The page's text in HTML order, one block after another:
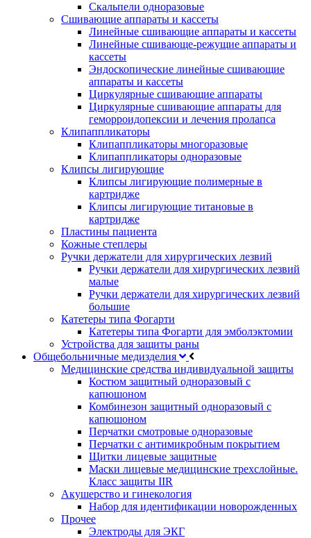
Скальпели одноразовые
Сшивающие аппараты и кассеты
Линейные сшивающие аппараты и кассеты
Линейные сшивающе-режущие аппараты и
кассеты
Эндоскопические линейные сшивающие
аппараты и кассеты
Циркулярные сшивающие аппараты
Циркулярные сшивающие аппараты для
геморроидопексии и лечения пролапса
Клипаппликаторы
Клипаппликаторы многоразовые
Клипаппликаторы одноразовые
Клипсы лигирующие
Клипсы лигирующие полимерные в
картридже
Клипсы лигирующие титановые в
картридже
Пластины пациента
Кожные степлеры
Ручки держатели для хирургических лезвий
Ручки держатели для хирургических лезвий
малые
Ручки держатели для хирургических лезвий
большие
Катетеры типа Фогарти
Катетеры типа Фогарти для эмболэктомии
Устройства для защиты раны
Общебольничные медизделия
Медицинские средства индивидуальной защиты
Костюм защитный одноразовый с
капюшоном
Комбинезон защитный одноразовый с
капюшоном
Перчатки смотровые одноразовые
Перчатки с антимикробным покрытием
Щитки лицевые защитные
Маски лицевые медицинские трехслойные.
Класс защиты IIR
Акушерство и гинекология
Набор для идентификации новорожденных
Прочее
Электроды для ЭКГ